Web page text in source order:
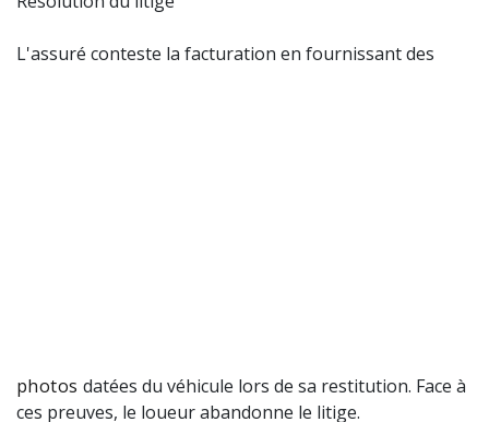
L'assuré conteste la facturation en fournissant des
photos datées du véhicule lors de sa restitution. Face à
ces preuves, le loueur abandonne le litige.